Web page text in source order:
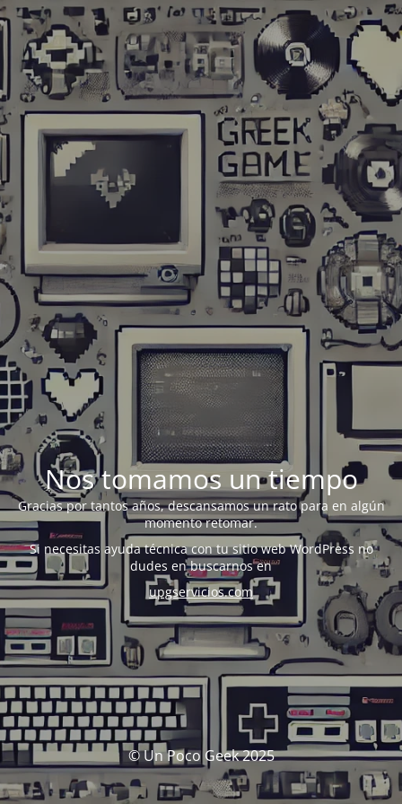
Nos tomamos un tiempo
Gracias por tantos años, descansamos un rato para en algún
momento retomar.
Si necesitas ayuda técnica con tu sitio web WordPress no
dudes en buscarnos en
upgservicios.com
© Un Poco Geek 2025